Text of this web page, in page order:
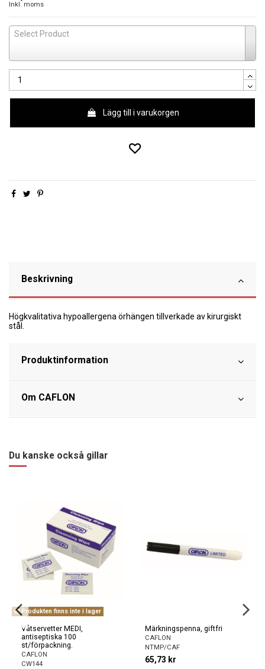
Inkl. moms
Select Product
Lägg till i varukorgen
Beskrivning
Högkvalitativa hypoallergena örhängen tillverkade av kirurgiskt
stål.
Produktinformation
Om CAFLON
Du kanske också gillar
Produkten finns inte i lager
Våtservetter MEDI,
antiseptiska 100
st/förpackning.
CAFLON
CW144
Märkningspenna, giftfri
CAFLON
NTMP/CAF
65,73 kr